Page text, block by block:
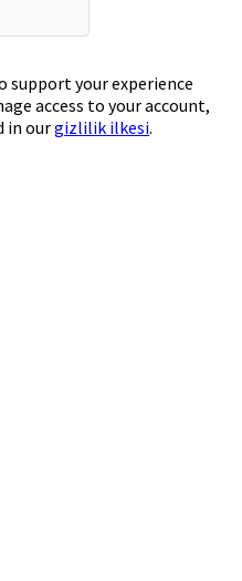
support your experience
access to your account,
in ourgizlilik ilkesi.